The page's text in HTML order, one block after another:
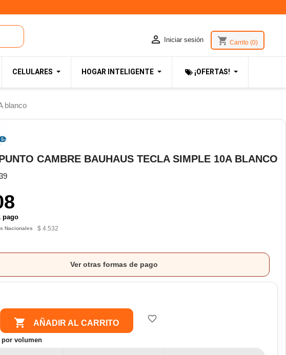
 Iniciar sesión shopping_cart Carrito (0)
CELULARES HOGAR INTELIGENTE ¡OFERTAS!
blanco
CAMBRE BAUHAUS TECLA SIMPLE 10A BLANCO
pago
Nacionales $ 4.532
Ver otras formas de pago
 AÑADIR AL CARRITO favorite_border
por volumen